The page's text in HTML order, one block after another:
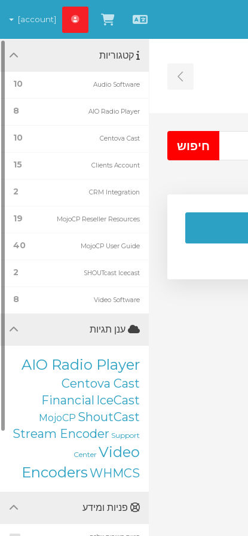
עבריתצפייה בעגלת
[account]
Toggle Sidebar
קטגוריות
10 Audio Software
8 AIO Radio Player
10 Centova Cast
15 Clients Account
2 CRM Integration
19 MojoCP Reseller Resources
40 MojoCP User Guide
2 SHOUTcast Icecast
8 Video Software
ענן תגיות
AIO Radio Player
Centova Cast
Financial IceCast
MojoCP ShoutCast
Stream Encoder Support
Center Video
EncodersWHMCS
פניות ומידע